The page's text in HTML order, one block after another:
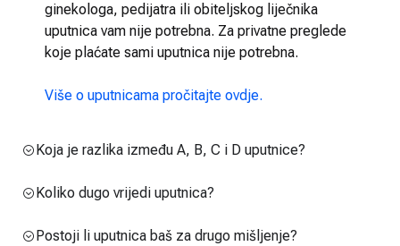
ginekologa, pedijatra ili obiteljskog liječnika
uputnica vam nije potrebna. Za privatne preglede
koje plaćate sami uputnica nije potrebna.
Više o uputnicama pročitajte ovdje.
Koja je razlika između A, B, C i D uputnice?
Koliko dugo vrijedi uputnica?
Postoji li uputnica baš za drugo mišljenje?